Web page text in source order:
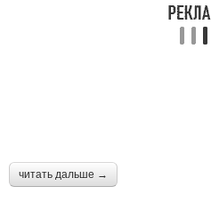
читать дальше →